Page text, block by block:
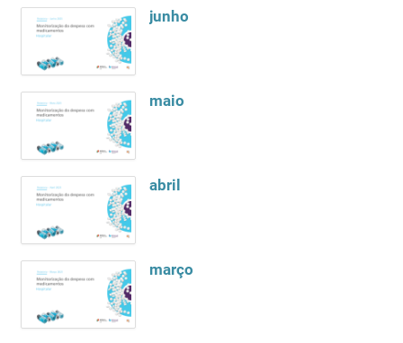
junho
maio
abril
março